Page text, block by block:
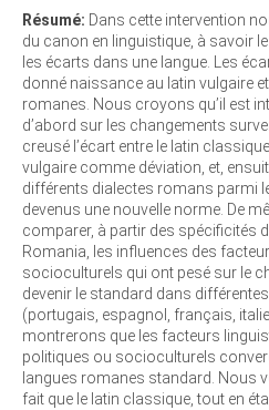
Résumé: Dans cette intervention
du canon en linguistique, à savoir
les écarts dans une langue. Les
donné naissance au latin vulgaire
romanes. Nous croyons qu’il est
d’abord sur les changements
creusé l’écart entre le latin
vulgaire comme déviation, et,
différents dialectes romans parmi
devenus une nouvelle norme. De
comparer, à partir des spécificités
Romania, les influences des
socioculturels qui ont pesé sur le
devenir le standard dans
(portugais, espagnol, français,
montrerons que les facteurs
politiques ou socioculturels
langues romanes standard. Nous
fait que le latin classique, tout en